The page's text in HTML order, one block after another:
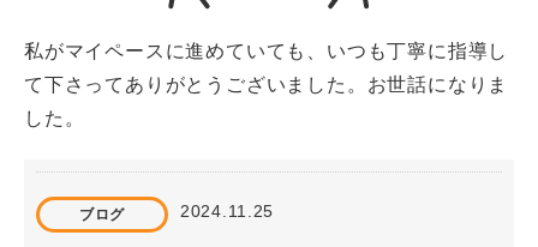
私がマイペースに進めていても、いつも丁寧に指導し
て下さってありがとうございました。お世話になりま
した。
ブログ 2024.11.25